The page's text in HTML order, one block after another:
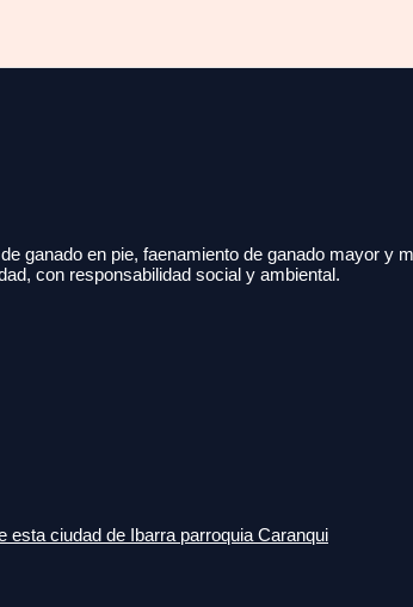
ganado en pie, faenamiento de ganado mayor y
con responsabilidad social y ambiental.
ciudad de Ibarra parroquia Caranqui